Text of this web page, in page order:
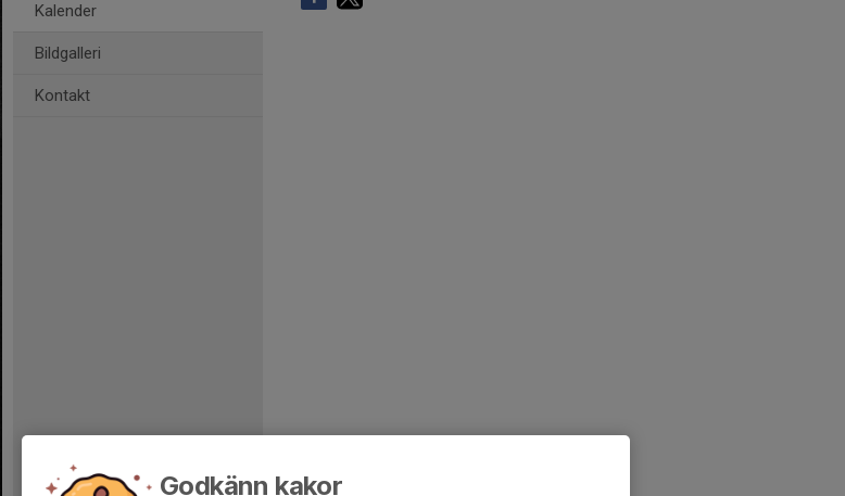
Kalender
Bildgalleri
Kontakt
Godkänn kakor